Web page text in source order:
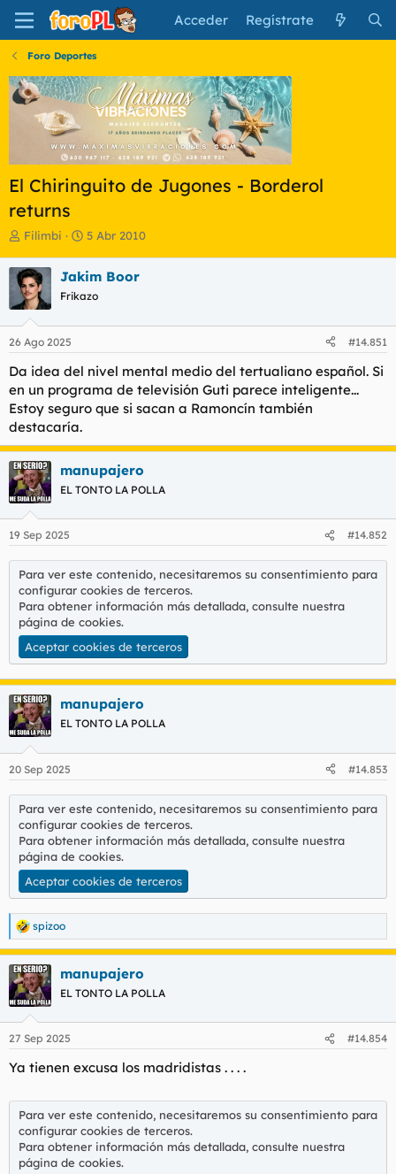
Acceder Regístrate
Foro Deportes
El Chiringuito de Jugones - Borderol
returns
I
i
c
i
a
d
o
d
e
l
t
a
Filimbi
F
h
a
e
i
c
i
5 Abr 2010
Jakim Boor
Frikazo
26 Ago 2025 #14.851
Da idea del nivel mental medio del tertualiano español. Si
en un programa de televisión Guti parece inteligente...
Estoy seguro que si sacan a Ramoncín también
destacaría.
manupajero
EL TONTO LA POLLA
19 Sep 2025 #14.852
Para ver este contenido, necesitaremos su consentimiento para
configurar cookies de terceros.
Para obtener información más detallada, consulte nuestra
página de cookies.
Aceptar cookies de terceros
manupajero
EL TONTO LA POLLA
20 Sep 2025 #14.853
Para ver este contenido, necesitaremos su consentimiento para
configurar cookies de terceros.
Para obtener información más detallada, consulte nuestra
página de cookies.
Aceptar cookies de terceros
R
e
a
c
c
i
e
:
spizoo
manupajero
EL TONTO LA POLLA
27 Sep 2025 #14.854
Ya tienen excusa los madridistas . . . .
Para ver este contenido, necesitaremos su consentimiento para
configurar cookies de terceros.
Para obtener información más detallada, consulte nuestra
página de cookies.